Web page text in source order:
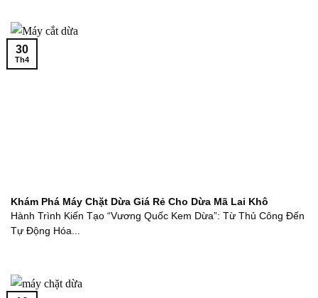
Khám Phá Máy Chặt Dừa Giá Rẻ Cho Dừa Mã Lai Khô
Hành Trình Kiến Tạo “Vương Quốc Kem Dừa”: Từ Thủ Công Đến
Tự Động Hóa...
30
Th4